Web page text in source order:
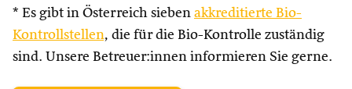
* Es gibt in Österreich sieben akkreditierte Bio-
Kontrollstellen, die für die Bio-Kontrolle zuständig
sind. Unsere Betreuer:innen informieren Sie gerne.